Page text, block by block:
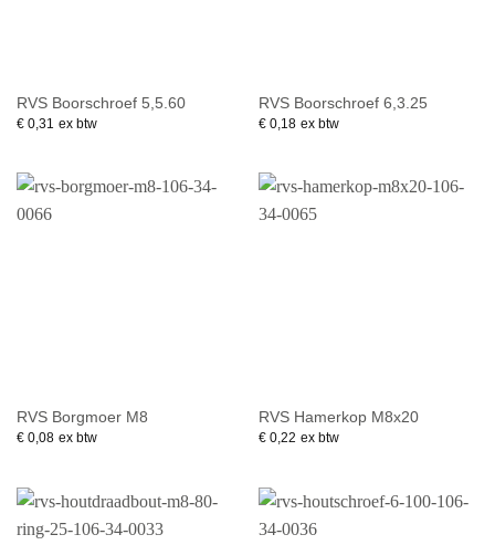
RVS Boorschroef 5,5.60
€0,31 ex btw
RVS Boorschroef 6,3.25
€0,18 ex btw
RVS Borgmoer M8
€0,08 ex btw
RVS Hamerkop M8x20
€0,22 ex btw